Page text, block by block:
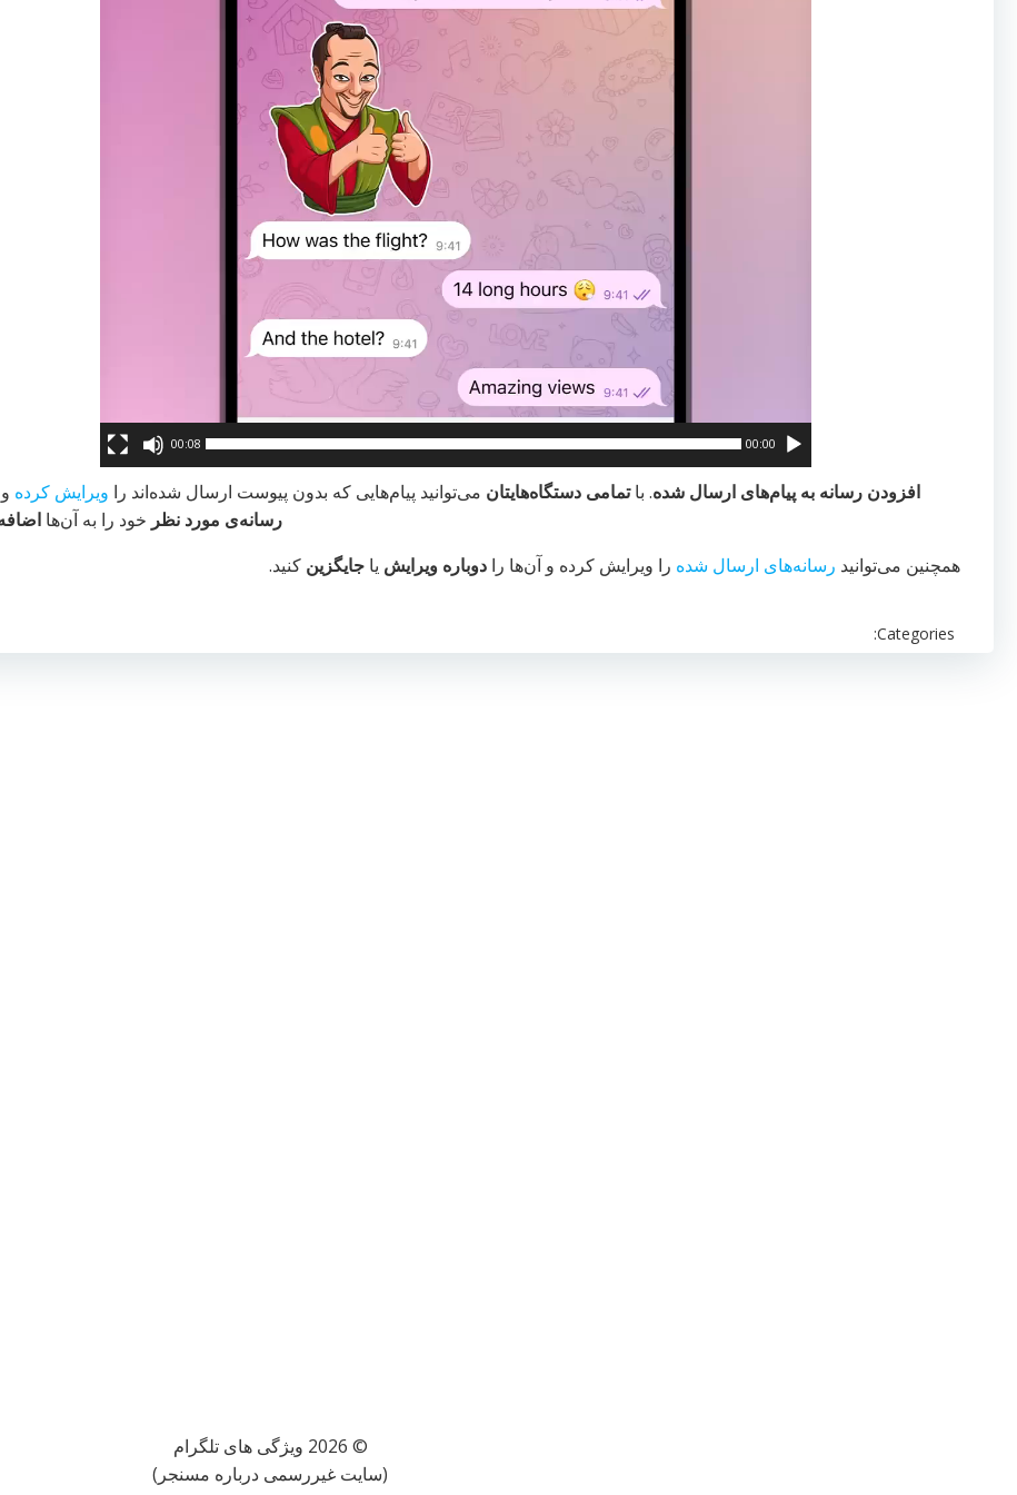
00:00
00:08
افزودن رسانه به پیام‌های ارسال شده. باتمامی دستگاه‌هایتان می‌توانید پیام‌هایی که بدون پیوست ارسال شده‌اند را ویرایش کرده و
رسانه‌ی مورد نظر خود را به آن‌ها
همچنین می‌توانید رسانه‌های ارسال شده را ویرایش کرده و آن‌ها را دوباره ویرایش یا جایگزین کنید.
Categories:
© 2026 ویژگی های تلگرام
(سایت غیررسمی درباره مسنجر)